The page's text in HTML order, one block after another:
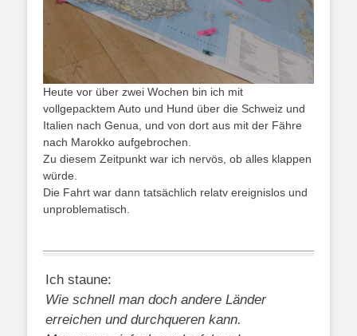
Heute vor über zwei Wochen bin ich mit
vollgepacktem Auto und Hund über die Schweiz und
Italien nach Genua, und von dort aus mit der Fähre
nach Marokko aufgebrochen.
Zu diesem Zeitpunkt war ich nervös, ob alles klappen
würde.
Die Fahrt war dann tatsächlich relatv ereignislos und
unproblematisch.
Ich staune:
Wie schnell man doch andere Länder
erreichen und durchqueren kann.